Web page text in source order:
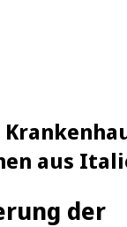
aus
der